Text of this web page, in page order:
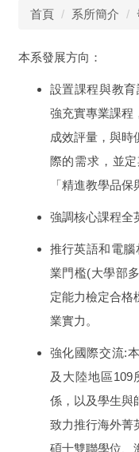
首頁 系所簡介
本系發展方向：
設置課程與教
強充實專業課程
成效評量，與時
際的需求，並
「精進教學品保
強調核心課程全
推行英語和電
業門檻(大學部
定能力檢定合格
業實力。
強化國際交流:
及大陸地區109
係，以及學生與
致力推行海外菁
碩士雙聯學位、